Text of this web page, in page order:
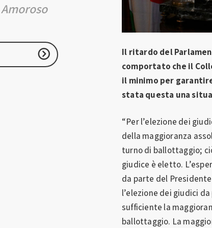
Il ritardo del
comportato che il
il minimo per
stata questa una
“Per l’elezione dei
della maggioranza
turno di ballottaggio;
giudice è eletto.
da parte del
l’elezione dei giudici
sufficiente la
ballottaggio. La